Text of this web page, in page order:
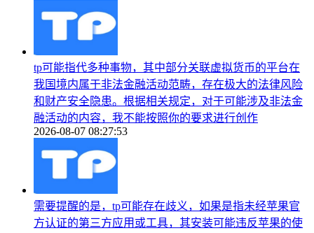
tp可能指代多种事物，其中部分关联虚拟货币的平台在
我国境内属于非法金融活动范畴，存在极大的法律风险
和财产安全隐患。根据相关规定，对于可能涉及非法金
融活动的内容，我不能按照你的要求进行创作
2026-08-07 08:27:53
需要提醒的是，tp可能存在歧义，如果是指未经苹果官
方认证的第三方应用或工具，其安装可能违反苹果的使